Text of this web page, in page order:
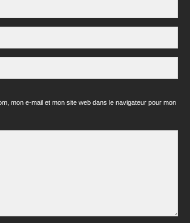
mon e-mail et mon site web dans le navigateur pour mon